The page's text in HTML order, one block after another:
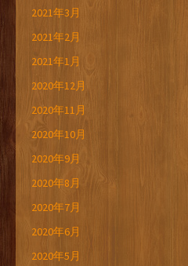
2021年3月
2021年2月
2021年1月
2020年12月
2020年11月
2020年10月
2020年9月
2020年8月
2020年7月
2020年6月
2020年5月